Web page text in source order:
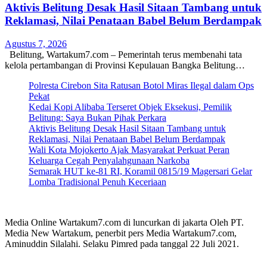
Aktivis Belitung Desak Hasil Sitaan Tambang untuk
Reklamasi, Nilai Penataan Babel Belum Berdampak
Agustus 7, 2026
Belitung, Wartakum7.com – Pemerintah terus membenahi tata
kelola pertambangan di Provinsi Kepulauan Bangka Belitung…
Polresta Cirebon Sita Ratusan Botol Miras Ilegal dalam Ops
Pekat
Kedai Kopi Alibaba Terseret Objek Eksekusi, Pemilik
Belitung: Saya Bukan Pihak Perkara
Aktivis Belitung Desak Hasil Sitaan Tambang untuk
Reklamasi, Nilai Penataan Babel Belum Berdampak
Wali Kota Mojokerto Ajak Masyarakat Perkuat Peran
Keluarga Cegah Penyalahgunaan Narkoba
Semarak HUT ke-81 RI, Koramil 0815/19 Magersari Gelar
Lomba Tradisional Penuh Keceriaan
Media Online Wartakum7.com di luncurkan di jakarta Oleh PT.
Media New Wartakum, penerbit pers Media Wartakum7.com,
Aminuddin Silalahi. Selaku Pimred pada tanggal 22 Juli 2021.